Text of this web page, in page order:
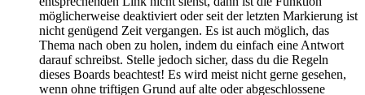
möglicherweise deaktiviert oder seit der letzten Markierung ist
nicht genügend Zeit vergangen. Es ist auch möglich, das
Thema nach oben zu holen, indem du einfach eine Antwort
darauf schreibst. Stelle jedoch sicher, dass du die Regeln
dieses Boards beachtest! Es wird meist nicht gerne gesehen,
wenn ohne triftigen Grund auf alte oder abgeschlossene